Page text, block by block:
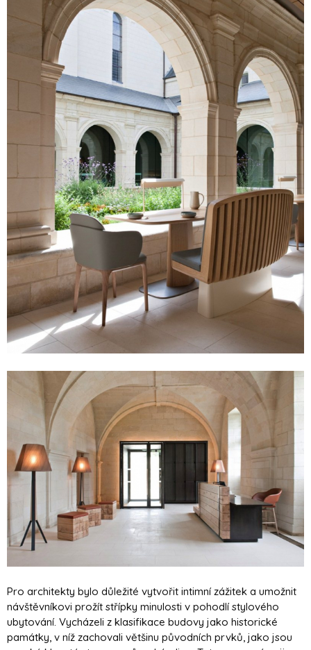
Pro architekty bylo důležité vytvořit intimní zážitek a umožnit
návštěvníkovi prožít střípky minulosti v pohodlí stylového
ubytování. Vycházeli z klasifikace budovy jako historické
památky, v níž zachovali většinu původních prvků, jako jsou